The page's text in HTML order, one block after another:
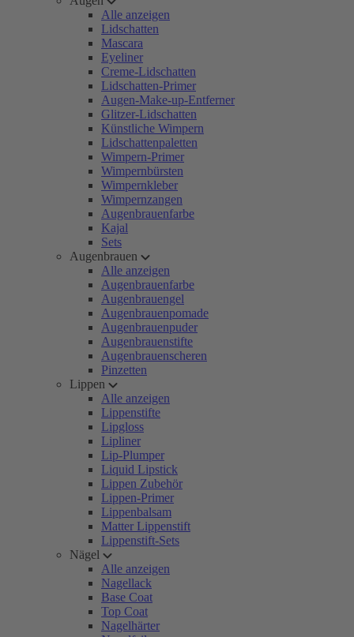
Alle anzeigen
Lidschatten
Mascara
Eyeliner
Creme-Lidschatten
Lidschatten-Primer
Augen-Make-up-Entferner
Glitzer-Lidschatten
Künstliche Wimpern
Lidschattenpaletten
Wimpern-Primer
Wimpernbürsten
Wimpernkleber
Wimpernzangen
Augenbrauenfarbe
Kajal
Sets
Augenbrauen
Alle anzeigen
Augenbrauenfarbe
Augenbrauengel
Augenbrauenpomade
Augenbrauenpuder
Augenbrauenstifte
Augenbrauenscheren
Pinzetten
Lippen
Alle anzeigen
Lippenstifte
Lipgloss
Lipliner
Lip-Plumper
Liquid Lipstick
Lippen Zubehör
Lippen-Primer
Lippenbalsam
Matter Lippenstift
Lippenstift-Sets
Nägel
Alle anzeigen
Nagellack
Base Coat
Top Coat
Nagelhärter